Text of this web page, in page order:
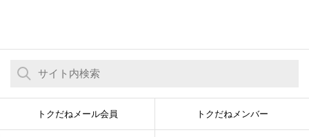
トクだねメール会員 トクだねメンバー